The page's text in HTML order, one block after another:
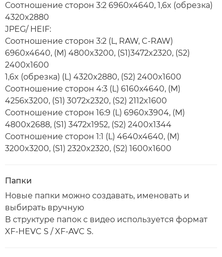
Соотношение сторон 3:2 6960x4640, 1,6x (обрезка)
4320x2880
JPEG/ HEIF:
Соотношение сторон 3:2 (L, RAW, C-RAW)
6960x4640, (M) 4800x3200, (S1)3472x2320, (S2)
2400x1600
1,6x (обрезка) (L) 4320x2880, (S2) 2400x1600
Соотношение сторон 4:3 (L) 6160x4640, (M)
4256x3200, (S1) 3072x2320, (S2) 2112x1600
Соотношение сторон 16:9 (L) 6960x3904, (M)
4800x2688, (S1) 3472x1952, (S2) 2400x1344
Соотношение сторон 1:1 (L) 4640x4640, (M)
3200x3200, (S1) 2320x2320, (S2) 1600x1600
Папки
Новые папки можно создавать, именовать и
выбирать вручную
В структуре папок с видео используется формат
XF-HEVC S / XF-AVC S.